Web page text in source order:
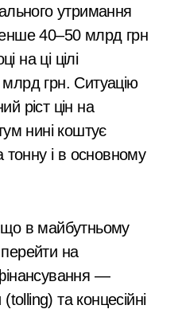
утримання
40–50 млрд грн
на ці цілі
грн. Ситуацію
ріст цін на
нині коштує
тонну і в основному
в майбутньому
на
—
та концесійні